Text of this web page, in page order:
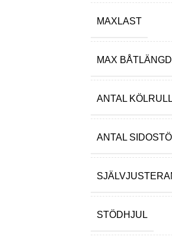
MAXLAST
MAX BÅTLÄNGD
ANTAL
ANTAL
STÖDHJUL